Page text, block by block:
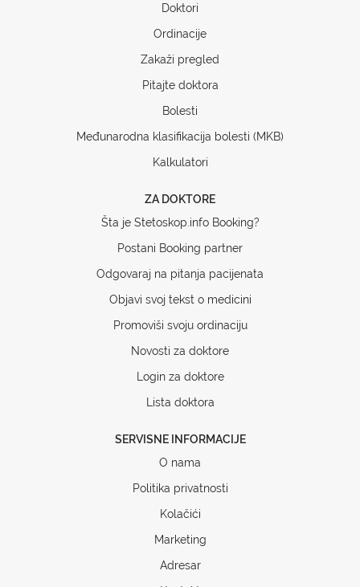
Doktori
Ordinacije
Zakaži pregled
Pitajte doktora
Bolesti
Međunarodna klasifikacija bolesti (MKB)
Kalkulatori
ZA DOKTORE
Šta je Stetoskop.info Booking?
Postani Booking partner
Odgovaraj na pitanja pacijenata
Objavi svoj tekst o medicini
Promoviši svoju ordinaciju
Novosti za doktore
Login za doktore
Lista doktora
SERVISNE INFORMACIJE
O nama
Politika privatnosti
Kolačići
Marketing
Adresar